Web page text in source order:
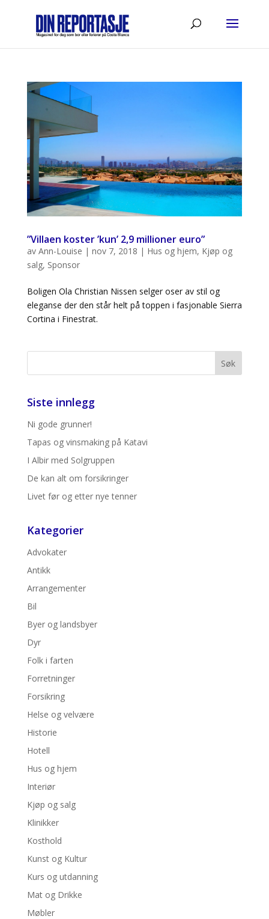
”Villaen koster ’kun’ 2,9 millioner euro”
av Ann-Louise | nov 7, 2018 | Hus og hjem, Kjøp og
salg, Sponsor
Boligen Ola Christian Nissen selger oser av stil og
eleganse der den står helt på toppen i fasjonable Sierra
Cortina i Finestrat.
Siste innlegg
Ni gode grunner!
Tapas og vinsmaking på Katavi
I Albir med Solgruppen
De kan alt om forsikringer
Livet før og etter nye tenner
Kategorier
Advokater
Antikk
Arrangementer
Bil
Byer og landsbyer
Dyr
Folk i farten
Forretninger
Forsikring
Helse og velvære
Historie
Hotell
Hus og hjem
Interiør
Kjøp og salg
Klinikker
Kosthold
Kunst og Kultur
Kurs og utdanning
Mat og Drikke
Møbler